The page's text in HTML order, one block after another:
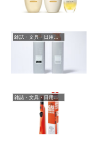
雑誌・文具・日用品・インテリア
雑誌・文具・日用品・インテリア